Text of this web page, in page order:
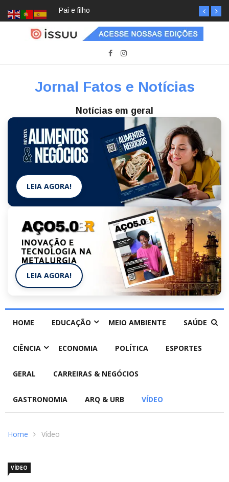
Pai e filho
Jornal Fatos e Notícias
Notícias em geral
LEIA AGORA!
LEIA AGORA!
HOME EDUCAÇÃO MEIO AMBIENTE SAÚDE
CIÊNCIA ECONOMIA POLÍTICA ESPORTES
GERAL CARREIRAS & NEGÓCIOS
GASTRONOMIA ARQ & URB VÍDEO
Home Vídeo
VÍDEO